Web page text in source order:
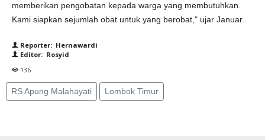
memberikan pengobatan kepada warga yang membutuhkan.
Kami siapkan sejumlah obat untuk yang berobat," ujar Januar.
Reporter: Hernawardi
Editor: Rosyid
136
RS Apung Malahayati Lombok Timur